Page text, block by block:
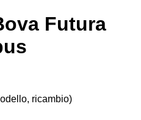
Futura
ricambio)